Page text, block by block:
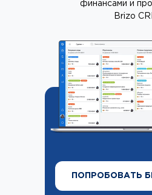
финансами и
Brizo
ПОПРОБОВАТЬ